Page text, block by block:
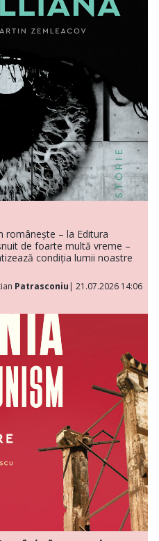
românește – la Editura
de foarte multă vreme –
condiția lumii noastre
Patrasconiu | 21.07.2026 14:06